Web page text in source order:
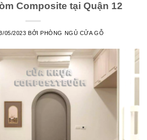
Composite tại Quận 12
05/2023 BỞIPHÒNG NGỦ CỬA GỖ